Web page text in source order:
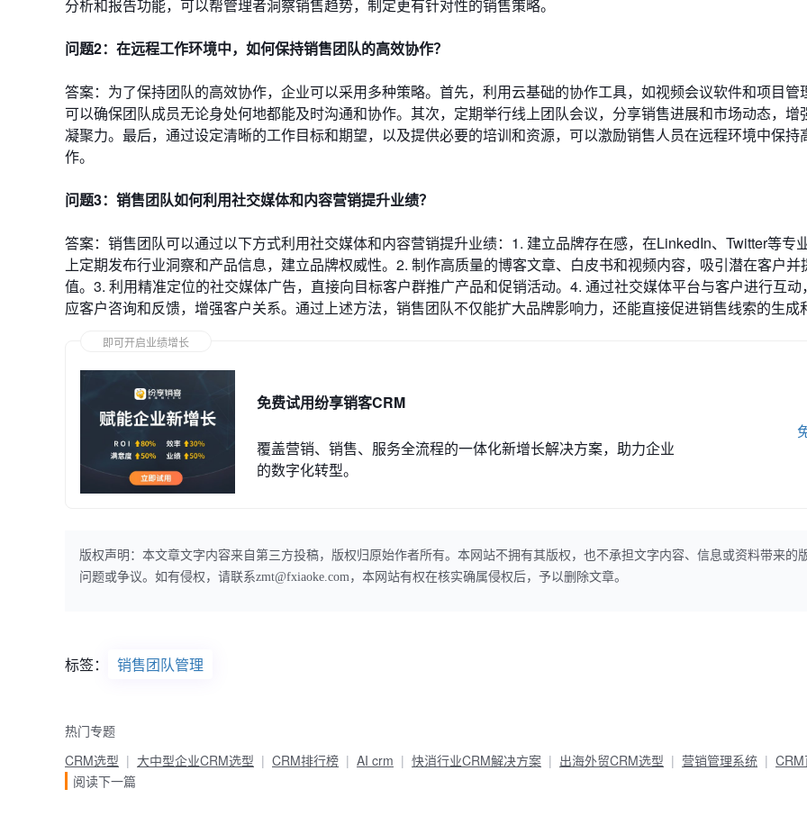
分析和报告功能，可以帮管理者洞察销售趋势，制定更有针对性的销售策略。
问题2：在远程工作环境中，如何保持销售团队的高效协作？
答案：为了保持团队的高效协作，企业可以采用多种策略。首先，利用云基础的协作工具，如视频会议软件和项目管
可以确保团队成员无论身处何地都能及时沟通和协作。其次，定期举行线上团队会议，分享销售进展和市场动态，增
凝聚力。最后，通过设定清晰的工作目标和期望，以及提供必要的培训和资源，可以激励销售人员在远程环境中保持
作。
问题3：销售团队如何利用社交媒体和内容营销提升业绩？
答案：销售团队可以通过以下方式利用社交媒体和内容营销提升业绩：1. 建立品牌存在感，在LinkedIn、Twitter等专
上定期发布行业洞察和产品信息，建立品牌权威性。2. 制作高质量的博客文章、白皮书和视频内容，吸引潜在客户并
值。3. 利用精准定位的社交媒体广告，直接向目标客户群推广产品和促销活动。4. 通过社交媒体平台与客户进行互动
应客户咨询和反馈，增强客户关系。通过上述方法，销售团队不仅能扩大品牌影响力，还能直接促进销售线索的生成
即可开启业绩增长
免费试用纷享销客CRM
覆盖营销、销售、服务全流程的一体化新增长解决方案，助力企业
的数字化转型。
版权声明：本文章文字内容来自第三方投稿，版权归原始作者所有。本网站不拥有其版权，也不承担文字内容、信息或资料带来的
问题或争议。如有侵权，请联系zmt@fxiaoke.com，本网站有权在核实确属侵权后，予以删除文章。
标签： 销售团队管理
热门专题
CRM选型
大中型企业CRM选型 CRM排行榜 AI crm 快消行业CRM解决方案 出海外贸CRM选型 营销管理系统
阅读下一篇